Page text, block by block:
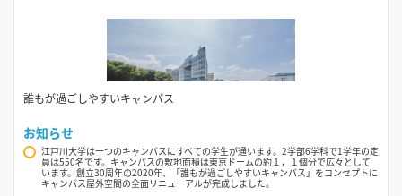
誰もが過ごしやすいキャンパス
お知らせ
江戸川大学は一つのキャンパスにすべての学生が通います。2学部6学科で1学年の定
員は550名です。キャンパスの敷地面積は東京ドームの約１，１個分で広々として
います。創立30周年の2020年、「誰もが過ごしやすいキャンパス」をコンセプトに
キャンパス屋外空間の全面リニューアルが完成しました。